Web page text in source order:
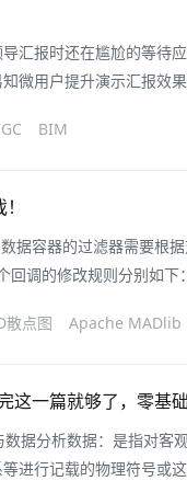
汇报时还在尴尬的等待
微用户提升演示汇报效
观等多种演示场景下能
BIM
据容器的过滤器需要根
调的修改规则分别如
子，如果该格子的数据
散点图 Apache MADlib
这一篇就够了，零基
据分析数据：是指对客
进行记载的物理符号或